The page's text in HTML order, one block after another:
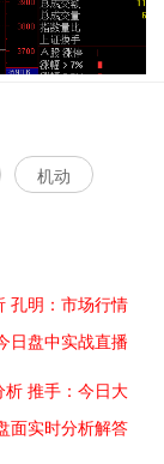
机动
孔明：市场行情
日盘中实战直播
析 推手：今日大
面实时分析解答